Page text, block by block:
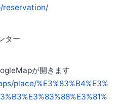
reservation/
ター
が開きます
place/%E3%83%B4%E3%